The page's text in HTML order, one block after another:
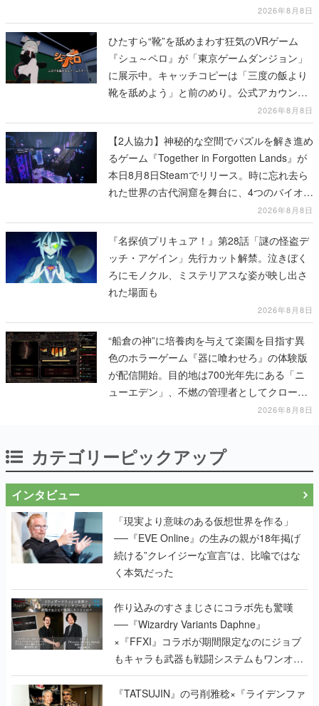
2026年8月8日
ひたすら“靴”を舐めまわす狂気のVRゲーム
『シュ～ペロ』が「東京ゲームダンジョン」
に展示中。キャッチコピーは「三度の飯より
靴を舐めよう」と前のめり。公式アカウント
も開設され、2026年リリースに向けて開発中
2026年8月8日
【2人協力】神秘的な空間でパズルを解き進め
るゲーム『Together in Forgotten Lands』が
本日8月8日Steamでリリース。時に忘れ去ら
れた世界の古代洞窟を舞台に、4つのバイオー
2026年8月8日
『名探偵プリキュア！』第28話「謎の怪盗デ
ッチ・アゲイン」先行カット解禁。泣きぼく
ろにモノクル、ミステリアスな姿が映し出さ
れた場面も
2026年8月8日
“船倉の神”に培養肉を与えて楽園を目指す異
色のホラーゲーム『器に喰わせろ』の体験版
が配信開始。目的地は700光年先にある「ニ
ューエデン」、不燃の管理者としてクローン
人間を増やし、加工して神に捧げる2026年8月8日
カテゴリーピックアップ
インタビュー
「現実より意味のある仮想世界を作る」
──『EVE Online』の生みの親が18年掲げ
続ける”クレイジーな宣言”は、比喩ではな
く本気だった
作り込みのすさまじさにコラボ先も驚嘆
──『Wizardry Variants Daphne』
×『FFXI』コラボが期間限定なのにジョブ
もキャラも武器も戦闘システムもワンオフ
で作り込まれた理由を両ディレクターに聞
く
『TATSUJIN』の弓削雅稔×『ライデンファ